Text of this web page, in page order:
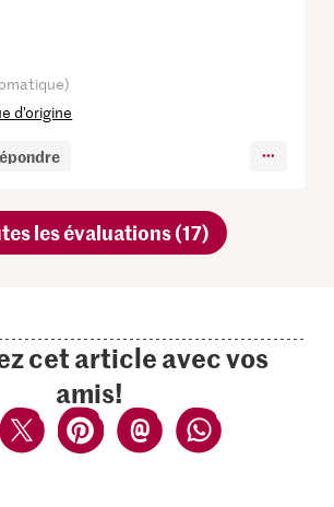
d’origine
les évaluations (17)
cet article avec vos
amis!